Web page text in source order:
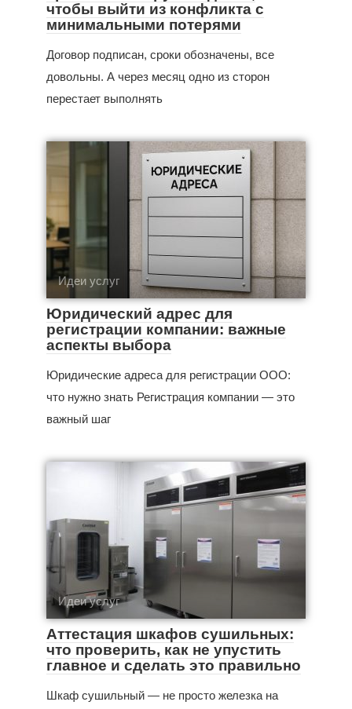
чтобы выйти из конфликта с
минимальными потерями
Договор подписан, сроки обозначены, все
довольны. А через месяц одно из сторон
перестает выполнять
Идеи услуг
Юридический адрес для
регистрации компании: важные
аспекты выбора
Юридические адреса для регистрации ООО:
что нужно знать Регистрация компании — это
важный шаг
Идеи услуг
Аттестация шкафов сушильных:
что проверить, как не упустить
главное и сделать это правильно
Шкаф сушильный — не просто железка на